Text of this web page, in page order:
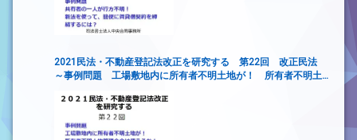
2021民法・不動産登記法改正を研究する 第22回 改正民法
～事例問題 工場敷地内に所有者不明土地が！ 所有者不明土